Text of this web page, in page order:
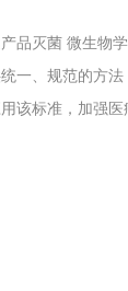
品灭菌 微生物
一、规范的方
该标准，加强医